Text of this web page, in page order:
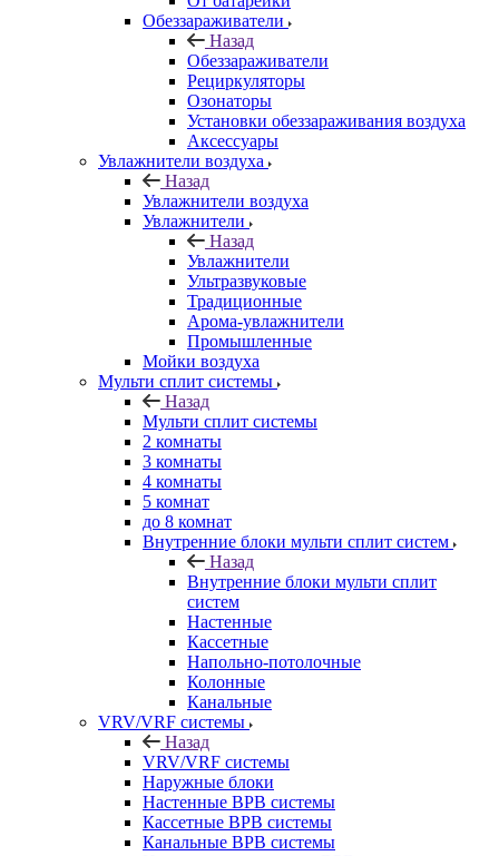
Обеззараживатели
Назад
Обеззараживатели
Рециркуляторы
Озонаторы
Установки обеззараживания воздуха
Аксессуары
Увлажнители воздуха
Назад
Увлажнители воздуха
Увлажнители
Назад
Увлажнители
Ультразвуковые
Традиционные
Арома-увлажнители
Промышленные
Мойки воздуха
Мульти сплит системы
Назад
Мульти сплит системы
2 комнаты
3 комнаты
4 комнаты
5 комнат
до 8 комнат
Внутренние блоки мульти сплит систем
Назад
Внутренние блоки мульти сплит
систем
Настенные
Кассетные
Напольно-потолочные
Колонные
Канальные
VRV/VRF системы
Назад
VRV/VRF системы
Наружные блоки
Настенные ВРВ системы
Кассетные ВРВ системы
Канальные ВРВ системы